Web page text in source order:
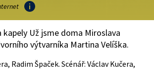
Už jsme doma Miroslava
výtvarníka Martina Velíška.
Radim Špaček. Scénář: Václav Kučera,